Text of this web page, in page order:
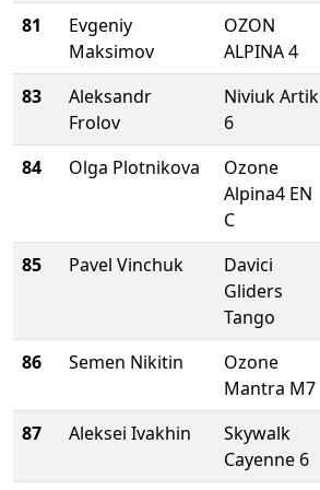
81
Evgeniy
Maksimov
OZON
ALPINA 4
83
Aleksandr
Frolov
Niviuk Artik
6
84 Olga Plotnikova
Ozone
Alpina4 EN
C
85 Pavel Vinchuk
Davici
Gliders
Tango
86 Semen Nikitin
Ozone
Mantra M7
87 Aleksei Ivakhin
Skywalk
Cayenne 6